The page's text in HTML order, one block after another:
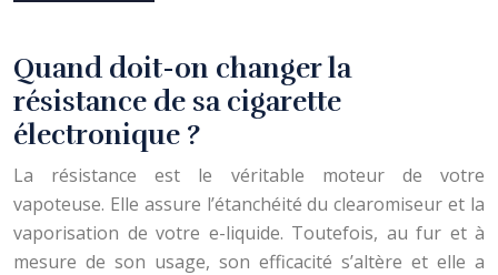
Quand doit-on changer la
résistance de sa cigarette
électronique ?
La résistance est le véritable moteur de votre
vapoteuse. Elle assure l’étanchéité du clearomiseur et la
vaporisation de votre e-liquide. Toutefois, au fur et à
mesure de son usage, son efficacité s’altère et elle a